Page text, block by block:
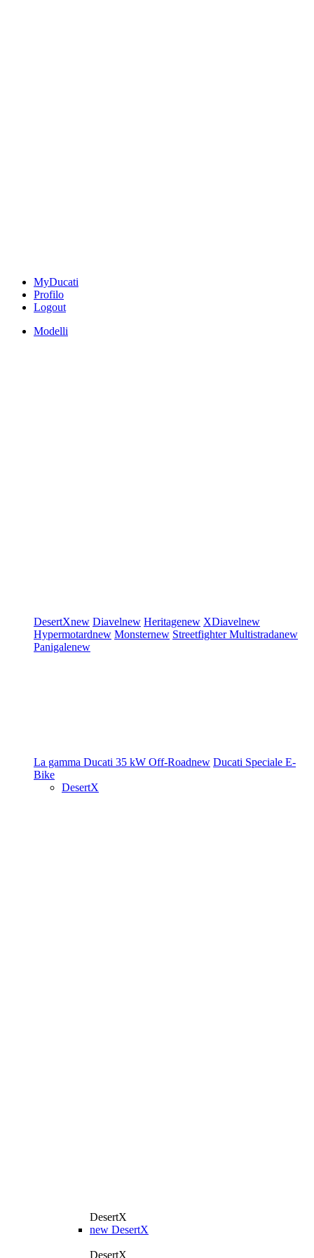
MyDucati
Profilo
Logout
Modelli
DesertXnew Diavelnew Heritagenew XDiavelnew
Hypermotardnew Monsternew StreetfighterMultistradanew
Panigalenew
La gamma Ducati 35 kW Off-Roadnew Ducati Speciale E-
Bike
DesertX
DesertX
new DesertX
DesertX